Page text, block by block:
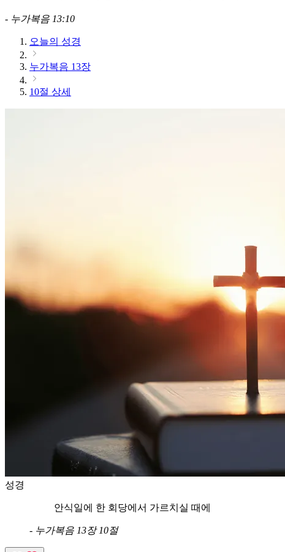
- 누가복음 13:10
오늘의 성경
누가복음 13장
10절 상세
성경
안식일에 한 회당에서 가르치실 때에
- 누가복음 13장 10절